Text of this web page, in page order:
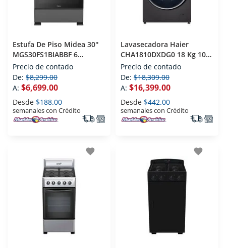
Estufa De Piso Midea 30''
MGS30FS1BIABBF 6
Quemadores
Precio de contado
De: $8,299.00
A: $6,699.00
Desde $188.00
semanales con Crédito
Lavasecadora Haier
CHA1810DXDG0 18 Kg 10
Kg Diamond Gray
Precio de contado
De: $18,309.00
A: $16,399.00
Desde $442.00
semanales con Crédito
favorite favorite